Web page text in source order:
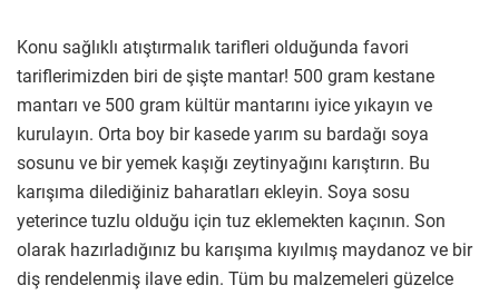
Konu sağlıklı atıştırmalık tarifleri olduğunda favori
tariflerimizden biri de şişte mantar! 500 gram kestane
mantarı ve 500 gram kültür mantarını iyice yıkayın ve
kurulayın. Orta boy bir kasede yarım su bardağı soya
sosunu ve bir yemek kaşığı zeytinyağını karıştırın. Bu
karışıma dilediğiniz baharatları ekleyin. Soya sosu
yeterince tuzlu olduğu için tuz eklemekten kaçının. Son
olarak hazırladığınız bu karışıma kıyılmış maydanoz ve bir
diş rendelenmiş ilave edin. Tüm bu malzemeleri güzelce